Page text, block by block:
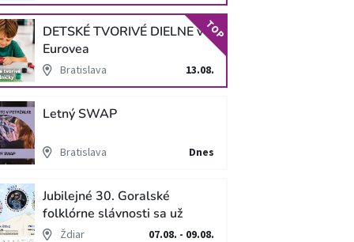
DETSKÉ TVORIVÉ DIELNE v
Eurovea
Bratislava 13.08.
TOP
Letný SWAP
Bratislava Dnes
Jubilejné 30. Goralské
folklórne slávnosti sa už
blížiaŽdiar 07.08. - 09.08.